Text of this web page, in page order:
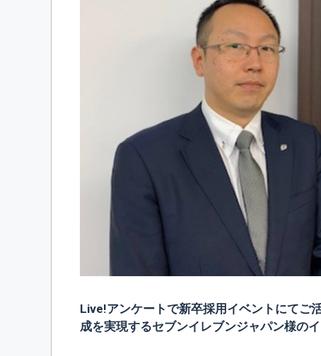
Live!アンケートで新卒採用イベントにてご
成を実現するセブンイレブンジャパン様の